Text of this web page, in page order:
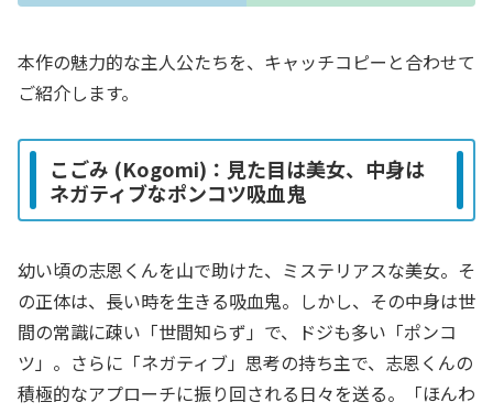
本作の魅力的な主人公たちを、キャッチコピーと合わせて
ご紹介します。
こごみ (Kogomi)：見た目は美女、中身は
ネガティブなポンコツ吸血鬼
幼い頃の志恩くんを山で助けた、ミステリアスな美女。そ
の正体は、長い時を生きる吸血鬼。しかし、その中身は世
間の常識に疎い「世間知らず」で、ドジも多い「ポンコ
ツ」。さらに「ネガティブ」思考の持ち主で、志恩くんの
積極的なアプローチに振り回される日々を送る。「ほんわ